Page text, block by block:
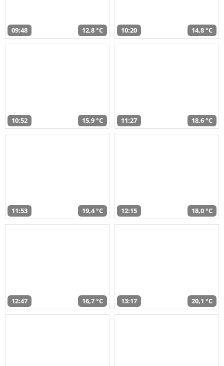
09:48 12,8 °C 10:20 14,8 °C
10:52 15,9 °C 11:27 18,6 °C
11:53 19,4 °C 12:15 18,0 °C
12:47 16,7 °C 13:17 20,1 °C